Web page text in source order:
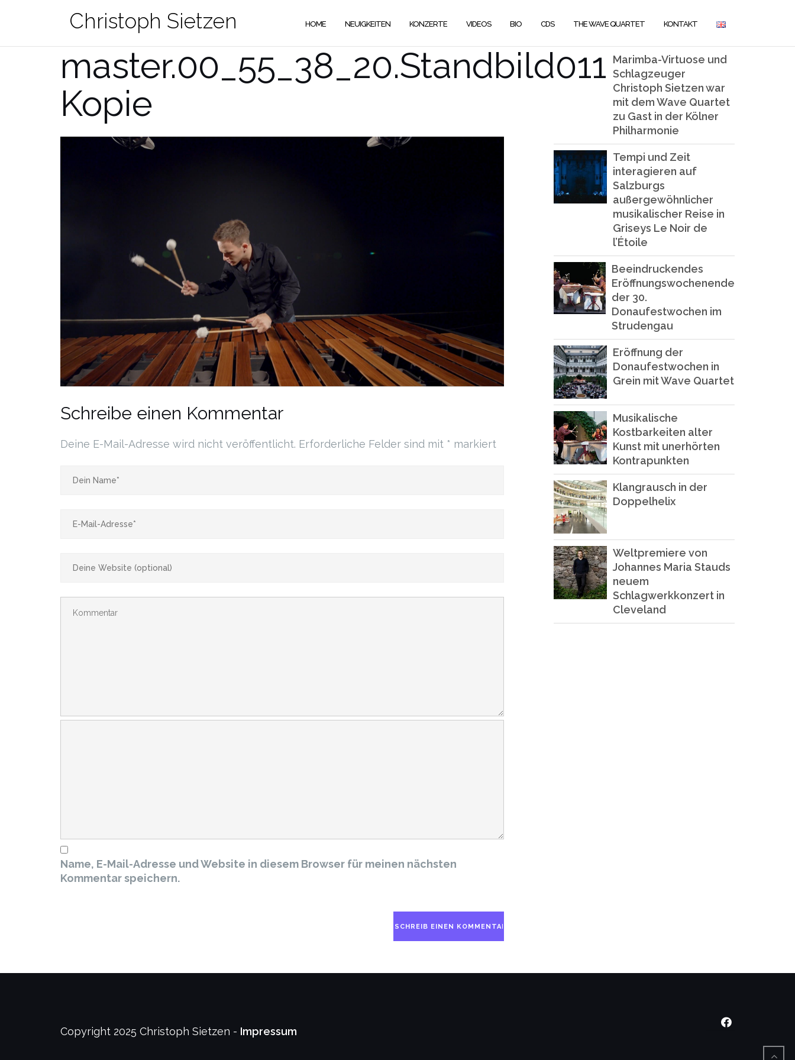
Christoph Sietzen HOME NEUIGKEITEN KONZERTE VIDEOS BIO CDS THE WAVE QUARTET KONTAKT
master.00_55_38_20.Standbild011
Kopie
Schreibe einen Kommentar
Deine E-Mail-Adresse wird nicht veröffentlicht. Erforderliche Felder sind mit * markiert
Name, E-Mail-Adresse und Website in diesem Browser für meinen nächsten
Kommentar speichern.
Marimba-Virtuose und
Schlagzeuger
Christoph Sietzen war
mit dem Wave Quartet
zu Gast in der Kölner
Philharmonie
Tempi und Zeit
interagieren auf
Salzburgs
außergewöhnlicher
musikalischer Reise in
Griseys Le Noir de
l’Étoile
Beeindruckendes
Eröffnungswochenende
der 30.
Donaufestwochen im
Strudengau
Eröffnung der
Donaufestwochen in
Grein mit Wave Quartet
Musikalische
Kostbarkeiten alter
Kunst mit unerhörten
Kontrapunkten
Klangrausch in der
Doppelhelix
Weltpremiere von
Johannes Maria Stauds
neuem
Schlagwerkkonzert in
Cleveland
Copyright 2025 Christoph Sietzen - Impressum